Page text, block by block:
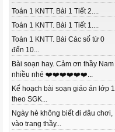
Toán 1 KNTT. Bài 1 Tiết 2....
Toán 1 KNTT. Bài 1 Tiết 1....
Toán 1 KNTT. Bài Các số từ 0
đến 10...
Bài soạn hay. Cảm ơn thầy Nam
nhiều nhé ❤️❤️❤️❤️❤️❤️...
Kế hoạch bài soạn giáo án lớp 1
theo SGK...
Ngày hè không biết đi đâu chơi,
vào trang thầy...